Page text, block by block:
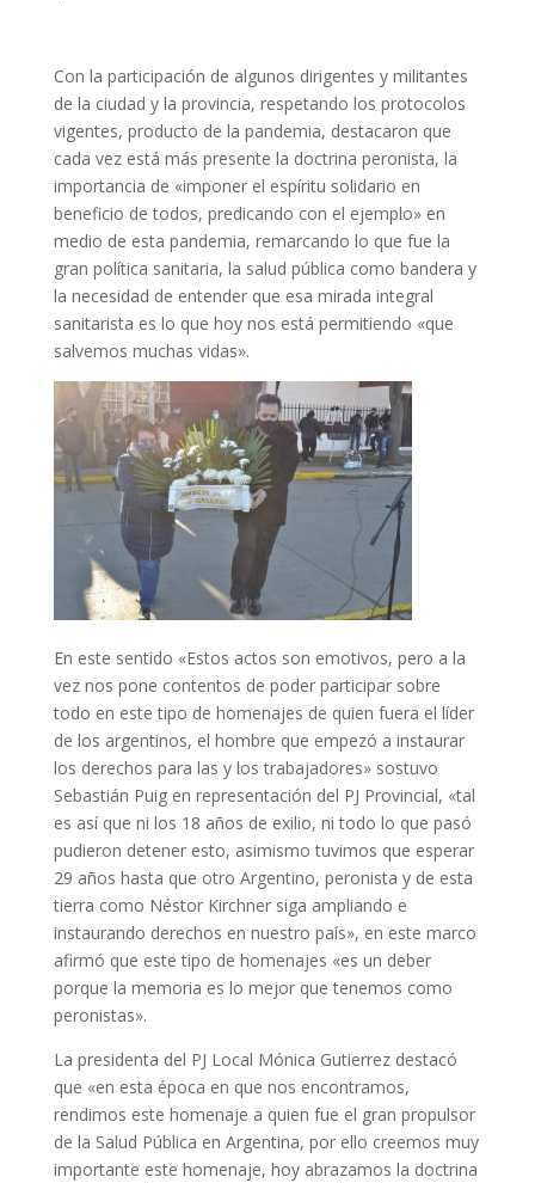
Con la participación de algunos dirigentes y militantes
de la ciudad y la provincia, respetando los protocolos
vigentes, producto de la pandemia, destacaron que
cada vez está más presente la doctrina peronista, la
importancia de «imponer el espíritu solidario en
beneficio de todos, predicando con el ejemplo» en
medio de esta pandemia, remarcando lo que fue la
gran política sanitaria, la salud pública como bandera y
la necesidad de entender que esa mirada integral
sanitarista es lo que hoy nos está permitiendo «que
salvemos muchas vidas».
En este sentido «Estos actos son emotivos, pero a la
vez nos pone contentos de poder participar sobre
todo en este tipo de homenajes de quien fuera el líder
de los argentinos, el hombre que empezó a instaurar
los derechos para las y los trabajadores» sostuvo
Sebastián Puig en representación del PJ Provincial, «tal
es así que ni los 18 años de exilio, ni todo lo que pasó
pudieron detener esto, asimismo tuvimos que esperar
29 años hasta que otro Argentino, peronista y de esta
tierra como Néstor Kirchner siga ampliando e
instaurando derechos en nuestro país», en este marco
afirmó que este tipo de homenajes «es un deber
porque la memoria es lo mejor que tenemos como
peronistas».
La presidenta del PJ Local Mónica Gutierrez destacó
que «en esta época en que nos encontramos,
rendimos este homenaje a quien fue el gran propulsor
de la Salud Pública en Argentina, por ello creemos muy
importante este homenaje, hoy abrazamos la doctrina